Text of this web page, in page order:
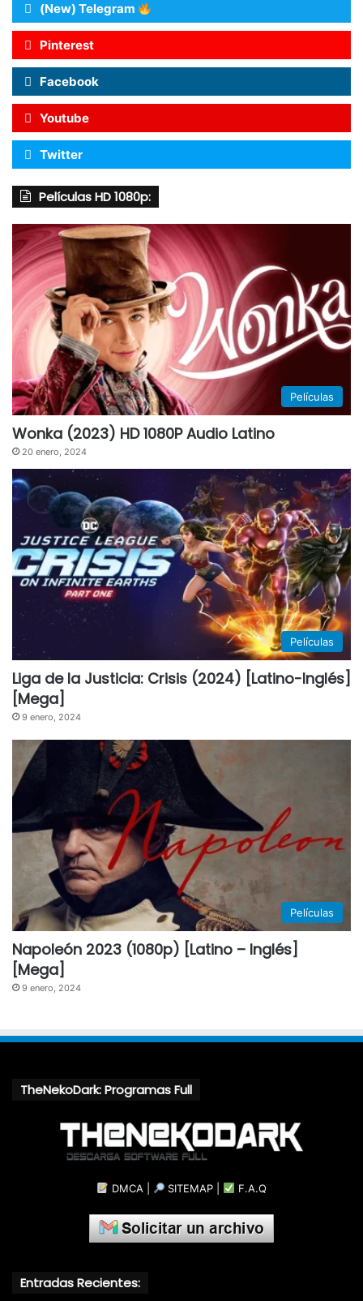
(New) Telegram
Pinterest
Facebook
Youtube
Twitter
Películas HD 1080p:
Películas
Wonka (2023) HD 1080P Audio Latino
20 enero, 2024
Películas
Liga de la Justicia: Crisis (2024) [Latino-Inglés]
[Mega]
9 enero, 2024
Películas
Napoleón 2023 (1080p) [Latino – Inglés]
[Mega]
9 enero, 2024
TheNekoDark: Programas Full
DMCA SITEMAP F.A.Q
Entradas Recientes: